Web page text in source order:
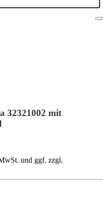
32321002 mit
und ggf. zzgl.